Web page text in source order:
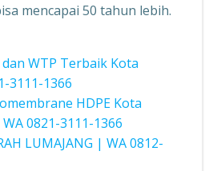
mencapai 50 tahun lebih.
WTP Terbaik Kota
3111-1366
HDPE Kota
0821-3111-1366
LUMAJANG | WA 0812-